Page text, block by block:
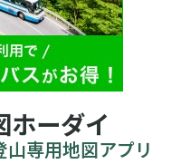
ホーダイ
専用地図アプリ